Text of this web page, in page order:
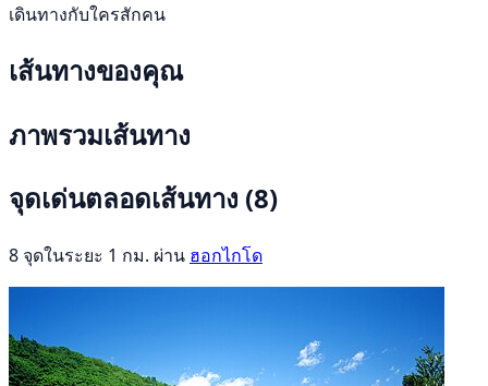
เดินทางกับใครสักคน
เส้นทางของคุณ
ภาพรวมเส้นทาง
จุดเด่นตลอดเส้นทาง (8)
8 จุดในระยะ 1 กม. ผ่าน ฮอกไกโด